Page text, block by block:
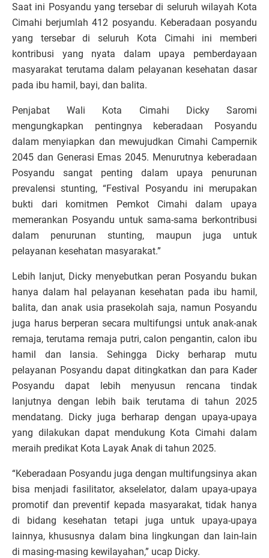
Saat ini Posyandu yang tersebar di seluruh wilayah Kota
Cimahi berjumlah 412 posyandu. Keberadaan posyandu
yang tersebar di seluruh Kota Cimahi ini memberi
kontribusi yang nyata dalam upaya pemberdayaan
masyarakat terutama dalam pelayanan kesehatan dasar
pada ibu hamil, bayi, dan balita.
Penjabat Wali Kota Cimahi Dicky Saromi
mengungkapkan pentingnya keberadaan Posyandu
dalam menyiapkan dan mewujudkan Cimahi Campernik
2045 dan Generasi Emas 2045. Menurutnya keberadaan
Posyandu sangat penting dalam upaya penurunan
prevalensi stunting, “Festival Posyandu ini merupakan
bukti dari komitmen Pemkot Cimahi dalam upaya
memerankan Posyandu untuk sama-sama berkontribusi
dalam penurunan stunting, maupun juga untuk
pelayanan kesehatan masyarakat.”
Lebih lanjut, Dicky menyebutkan peran Posyandu bukan
hanya dalam hal pelayanan kesehatan pada ibu hamil,
balita, dan anak usia prasekolah saja, namun Posyandu
juga harus berperan secara multifungsi untuk anak-anak
remaja, terutama remaja putri, calon pengantin, calon ibu
hamil dan lansia. Sehingga Dicky berharap mutu
pelayanan Posyandu dapat ditingkatkan dan para Kader
Posyandu dapat lebih menyusun rencana tindak
lanjutnya dengan lebih baik terutama di tahun 2025
mendatang. Dicky juga berharap dengan upaya-upaya
yang dilakukan dapat mendukung Kota Cimahi dalam
meraih predikat Kota Layak Anak di tahun 2025.
“Keberadaan Posyandu juga dengan multifungsinya akan
bisa menjadi fasilitator, akselelator, dalam upaya-upaya
promotif dan preventif kepada masyarakat, tidak hanya
di bidang kesehatan tetapi juga untuk upaya-upaya
lainnya, khususnya dalam bina lingkungan dan lain-lain
di masing-masing kewilayahan,” ucap Dicky.